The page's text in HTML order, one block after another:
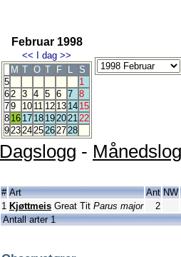
Februar 1998
<< I dag >>
M T O T F L
S
5
1
62 3 4 5 6 7 8
79 10 11 12 13 14 15
8 16 17 18 19202122
9232425262728
Dagslogg -
# Art Ant NW
1 Kjøttmeis Great Tit Parus major
2
Antall arter 1